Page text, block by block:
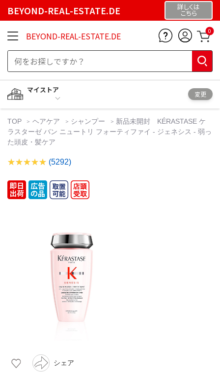
BEYOND-REAL-ESTATE.DE 詳しくは
こちら
BEYOND-REAL-ESTATE.DE 0
マイストア
変更
TOP ヘアケア シャンプー
新品未開封 KÉRASTASE ケ
ラスターゼ バン ニュートリ フォーティファイ - ジェネシス - 弱っ
た頭皮・髪ケア
(5292)
シェア